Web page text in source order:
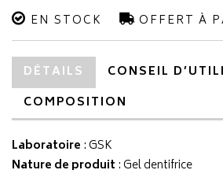
EN STOCK OFFERT À
DÉTAILS
CONSEIL
COMPOSITION
Laboratoire :GSK
Nature de produit : Gel dentifrice